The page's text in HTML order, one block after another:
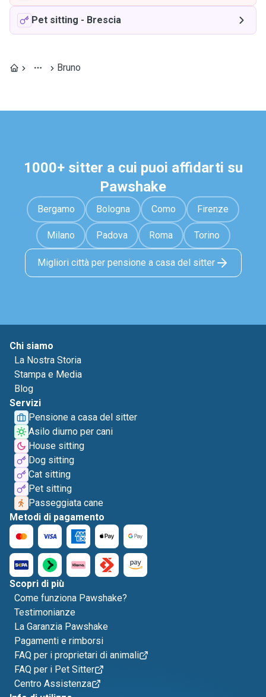
Pet sitting - Brescia
Bruno
1000+ sitter a cui puoi affidarti su
Pawshake
Bergamo Bologna Como Firenze
Milano Padova Roma Torino
Migliori città per pensione a casa del sitter
Chi siamo
La Nostra Storia
Stampa e Media
Blog
Servizi
Pensione a casa del sitter
Asilo diurno per cani
House sitting
Dog sitting
Cat sitting
Pet sitting
Passeggiata cane
Metodi di pagamento
Scopri di più
Come funziona Pawshake?
Testimonianze
La Garanzia Pawshake
Pagamenti e rimborsi
FAQ per i proprietari di animali
FAQ per i Pet Sitter
Centro Assistenza